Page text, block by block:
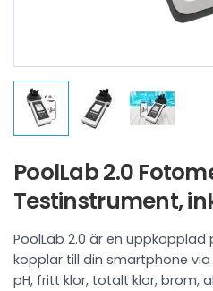
PoolLab 2.0
Testinstrument,
PoolLab 2.0 är en
kopplar till din smartphone
pH, fritt klor, totalt klor, brom,